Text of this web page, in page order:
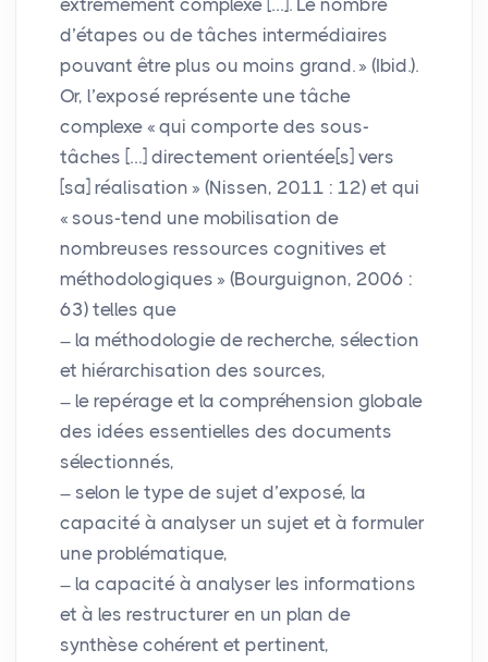
d’étapes ou de tâches intermédiaires
pouvant être plus ou moins grand. » (Ibid.).
Or, l’exposé représente une tâche
complexe « qui comporte des sous-
tâches […] directement orientée[s] vers
[sa] réalisation » (Nissen, 2011 : 12) et qui
« sous-tend une mobilisation de
nombreuses ressources cognitives et
méthodologiques » (Bourguignon, 2006 :
63) telles que
la méthodologie de recherche, sélection
et hiérarchisation des sources,
le repérage et la compréhension globale
des idées essentielles des documents
sélectionnés,
selon le type de sujet d’exposé, la
capacité à analyser un sujet et à formuler
une problématique,
la capacité à analyser les informations
et à les restructurer en un plan de
synthèse cohérent et pertinent,